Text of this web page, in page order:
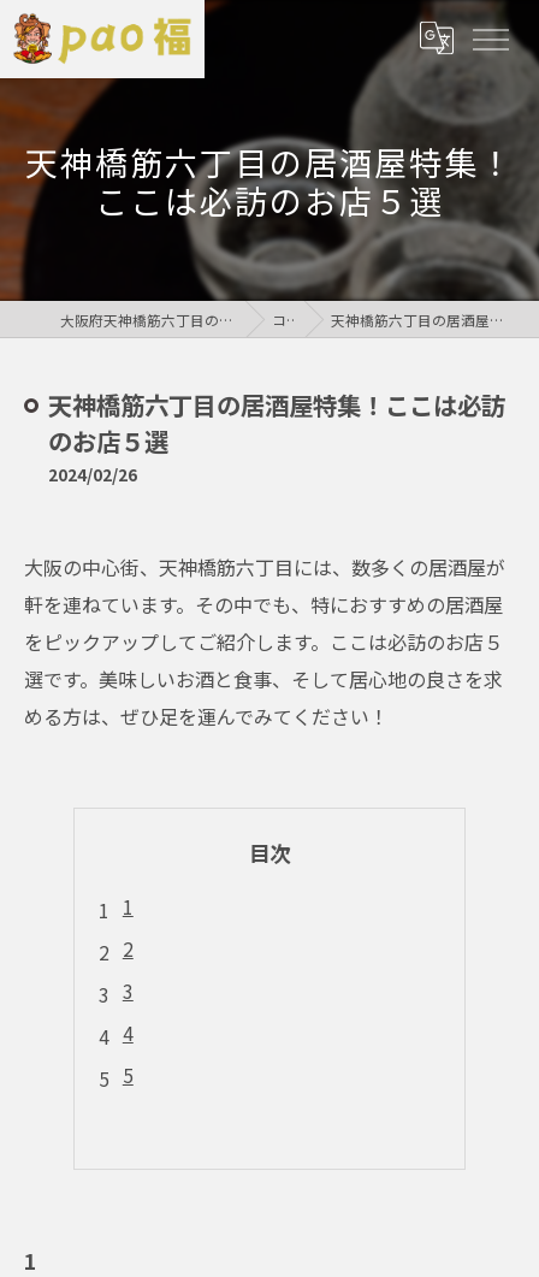
天神橋筋六丁目の居酒屋特集！
ここは必訪のお店５選
大阪府天神橋筋六丁目の居酒屋なら鶏居酒屋pao福 コラム 天神橋筋六丁目の居酒屋特集！ここは必訪のお店５選
天神橋筋六丁目の居酒屋特集！ここは必訪
のお店５選
2024/02/26
大阪の中心街、天神橋筋六丁目には、数多くの居酒屋が
軒を連ねています。その中でも、特におすすめの居酒屋
をピックアップしてご紹介します。ここは必訪のお店５
選です。美味しいお酒と食事、そして居心地の良さを求
める方は、ぜひ足を運んでみてください！
目次
1
2
3
4
5
1